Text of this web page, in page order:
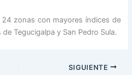
24 zonas con mayores índices de
Tegucigalpa y San Pedro Sula.
SIGUIENTE